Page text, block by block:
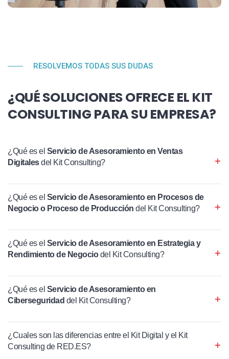
RESOLVEMOS TODAS SUS DUDAS
¿QUÉ SOLUCIONES OFRECE EL KIT
CONSULTING PARA SU EMPRESA?
¿Qué es el Servicio de Asesoramiento en Ventas
Digitalesdel Kit Consulting?
¿Qué es el Servicio de Asesoramiento en Procesos de
Negocio o Proceso de Producción del Kit Consulting?
¿Qué es el Servicio de Asesoramiento en Estrategia y
Rendimiento de Negociodel Kit Consulting?
¿Qué es el Servicio de Asesoramiento en
Ciberseguridad del Kit Consulting?
¿Cuales son las diferencias entre el Kit Digital y el Kit
Consulting de RED.ES?